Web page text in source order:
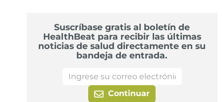
Suscríbase gratis al boletín de
HealthBeat para recibir las últimas
noticias de salud directamente en su
bandeja de entrada.
Continuar